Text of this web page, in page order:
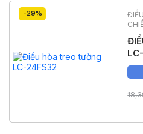
-29%